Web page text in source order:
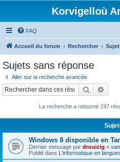
Korvigelloù
FAQ
Accueil du forum Rechercher
Sujets sans réponse
Aller sur la recherche avancée
Rechercher
La recherche a retourné 197
Windows 8 disponible en
Dernier message par drouizig «
Publié dans L'informatique en